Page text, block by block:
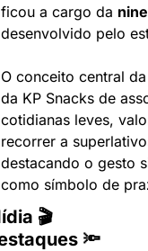
ficou a cargo da
desenvolvido pelo
O conceito central
da KP Snacks de
cotidianas leves,
recorrer a
destacando o gesto
como símbolo de
🎬
🔦